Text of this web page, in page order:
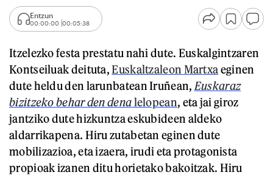
Entzun
00:00:00 00:05:38
Itzelezko festa prestatu nahi dute. Euskalgintzaren
Kontseiluak deituta,Euskaltzaleon Martxaeginen
dute heldu den larunbatean Iruñean, Euskaraz
bizitzeko behar den denalelopean, eta jai giroz
jantziko dute hizkuntza eskubideen aldeko
aldarrikapena. Hiru zutabetan eginen dute
mobilizazioa, eta izaera, irudi eta protagonista
propioak izanen ditu horietako bakoitzak. Hiru